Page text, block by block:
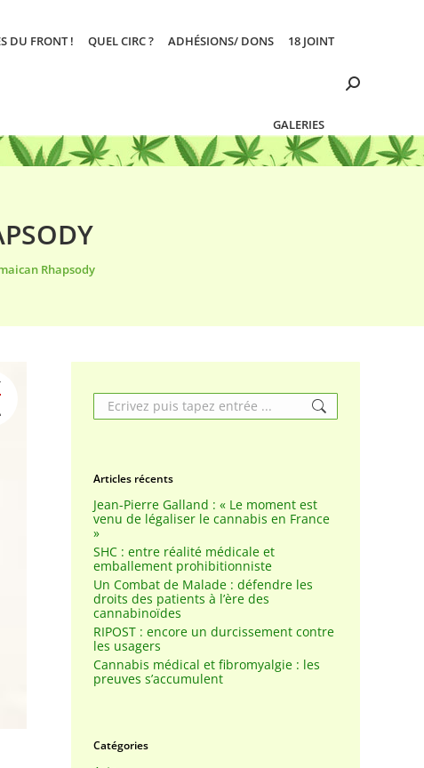
DU FRONT ! QUEL CIRC ? ADHÉSIONS/ DONS 18 JOINT
GALERIES
Search:
Rhapsody
Search:
Articles récents
Jean-Pierre Galland : « Le moment est
venu de légaliser le cannabis en France
»
SHC : entre réalité médicale et
emballement prohibitionniste
Un Combat de Malade : défendre les
droits des patients à l’ère des
cannabinoïdes
RIPOST : encore un durcissement contre
les usagers
Cannabis médical et fibromyalgie : les
preuves s’accumulent
Catégories